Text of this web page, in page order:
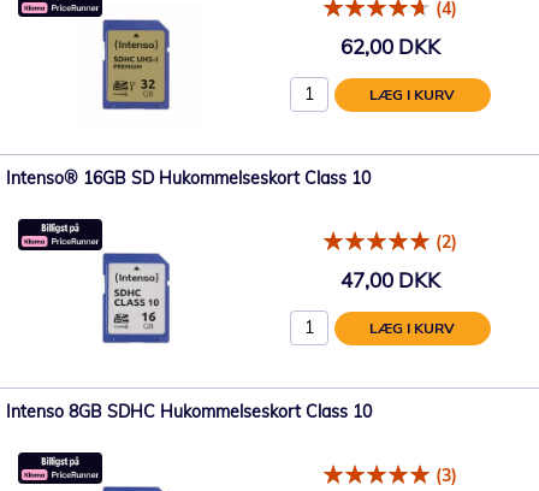
(4)
62,00 DKK
LÆG I KURV
Intenso® 16GB SD Hukommelseskort Class 10
(2)
47,00 DKK
LÆG I KURV
Intenso 8GB SDHC Hukommelseskort Class 10
(3)